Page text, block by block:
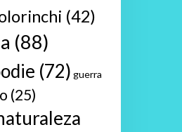
(42)
(88)
(72) guerra
(25)